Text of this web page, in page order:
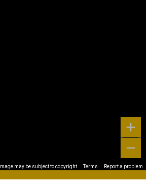
Image may be subject to copyright Terms Report a problem